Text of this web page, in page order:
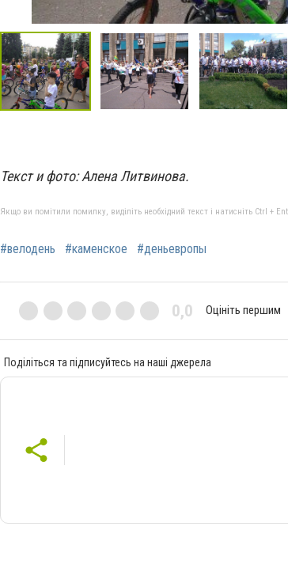
Текст и фото: Алена Литвинова.
Якщо ви помітили помилку, виділіть необхідний текст і натисніть Ctrl +
#велодень #каменское #деньевропы
0,0 Оцініть першим
Поділіться та підписуйтесь на наші джерела